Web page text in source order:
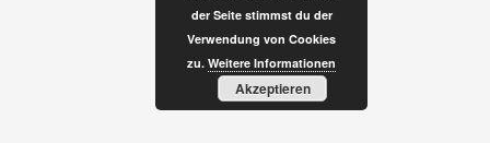
der Seite stimmst du der
Verwendung von Cookies
zu. Weitere Informationen
Akzeptieren